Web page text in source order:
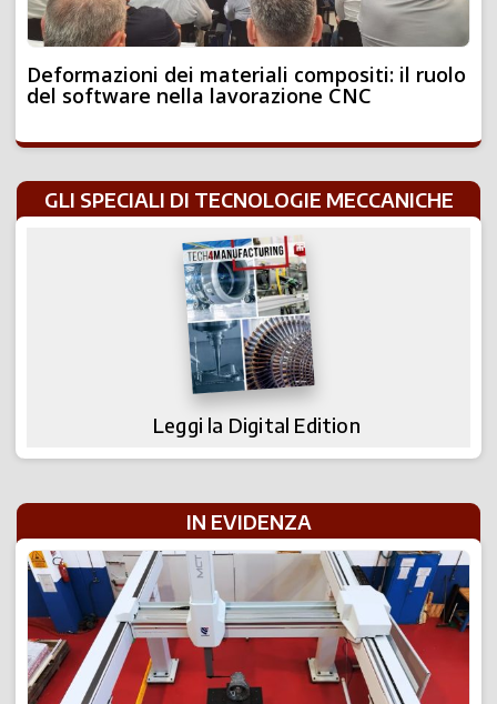
Deformazioni dei materiali compositi: il ruolo
del software nella lavorazione CNC
GLI SPECIALI DI TECNOLOGIE MECCANICHE
Leggi la Digital Edition
IN EVIDENZA